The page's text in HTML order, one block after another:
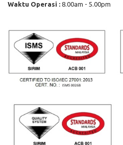
Waktu Operasi : 8.00am - 5.00pm